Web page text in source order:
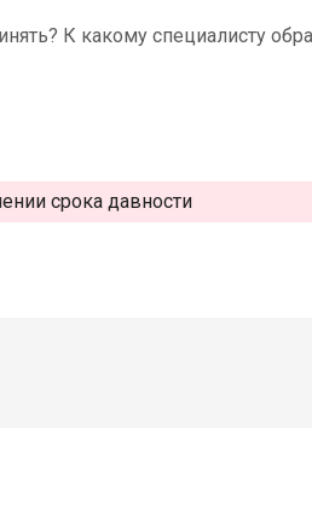
К какому специалисту
срока давности